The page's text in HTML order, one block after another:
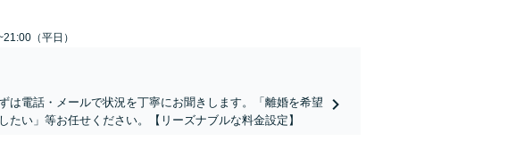
（平日）
は電話・メールで状況を丁寧にお聞きします。「離婚を希望
い」等お任せください。【リーズナブルな料金設定】